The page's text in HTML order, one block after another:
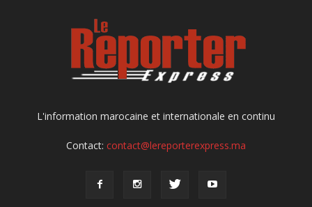
L'information marocaine et internationale en continu
Contact: contact@lereporterexpress.ma